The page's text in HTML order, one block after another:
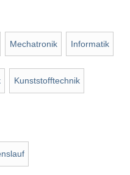
Mechatronik Informatik
Kunststofftechnik